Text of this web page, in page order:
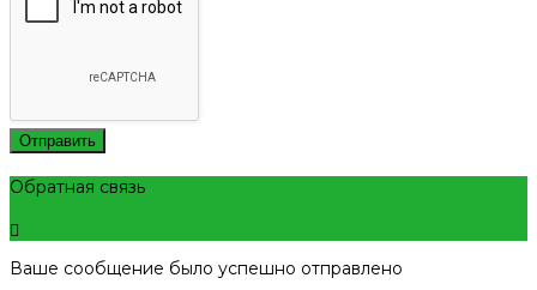
Отправить
Обратная связь
Ваше сообщение было успешно отправлено